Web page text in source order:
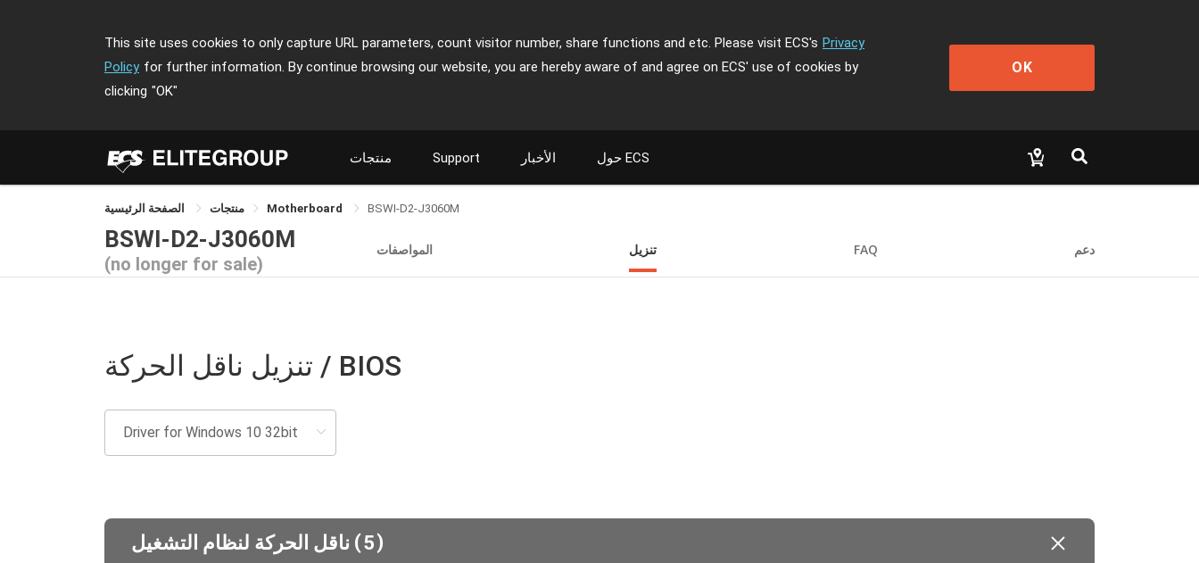
This site uses cookies to only capture URL parameters, count visitor number, share functions and etc. Please visit ECS's Privacy
Policy for further information. By continue browsing our website, you are hereby aware of and agree on ECS' use of cookies by
clicking "OK"
OK
منتجات Support الأخبار حول ECS
منتجات Motherboard BSWI-D2-J3060M
BSWI-D2-J3060M
(no longer for sale)
المواصفات تنزيل FAQ دعم
تنزيل ناقل الحركة / BIOS
(5)